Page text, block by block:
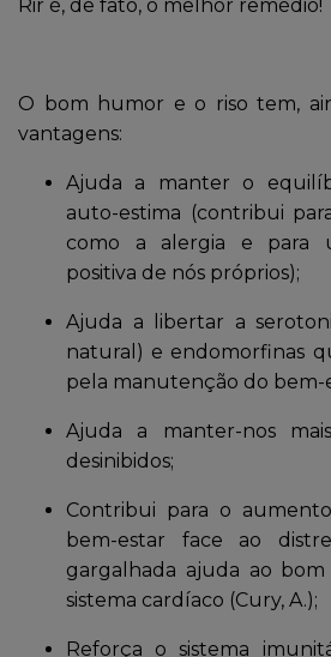
Rir é, de fato, o melhor remédio!
O bom humor e o riso tem,
vantagens:
Ajuda a manter o
auto-estima (contribui
como a alergia e para
positiva de nós próprios);
Ajuda a libertar a
natural) e endomorfinas
pela manutenção do bem-
Ajuda a manter-nos
desinibidos;
Contribui para o
bem-estar face ao
gargalhada ajuda ao
sistema cardíaco (Cury, A.);
Reforça o sistema